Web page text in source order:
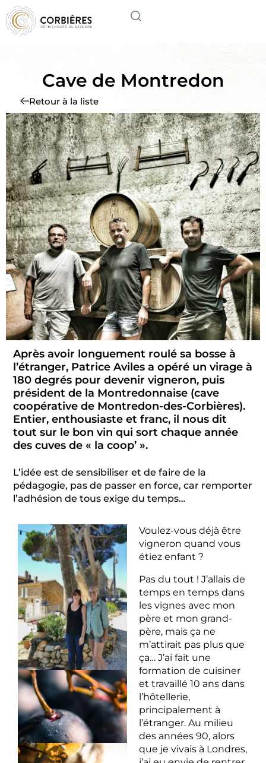
Cave de Montredon
Retour à la liste
Après avoir longuement roulé sa bosse à
l’étranger, Patrice Aviles a opéré un virage à
180 degrés pour devenir vigneron, puis
président de la Montredonnaise (cave
coopérative de Montredon-des-Corbières).
Entier, enthousiaste et franc, il nous dit
tout sur le bon vin qui sort chaque année
des cuves de « la coop’ ».
L’idée est de sensibiliser et de faire de la
pédagogie, pas de passer en force, car remporter
l’adhésion de tous exige du temps…
Voulez-vous déjà être
vigneron quand vous
étiez enfant ?
Pas du tout ! J’allais de
temps en temps dans
les vignes avec mon
père et mon grand-
père, mais ça ne
m’attirait pas plus que
ça… J’ai fait une
formation de cuisiner
et travaillé 10 ans dans
l’hôtellerie,
principalement à
l’étranger. Au milieu
des années 90, alors
que je vivais à Londres,